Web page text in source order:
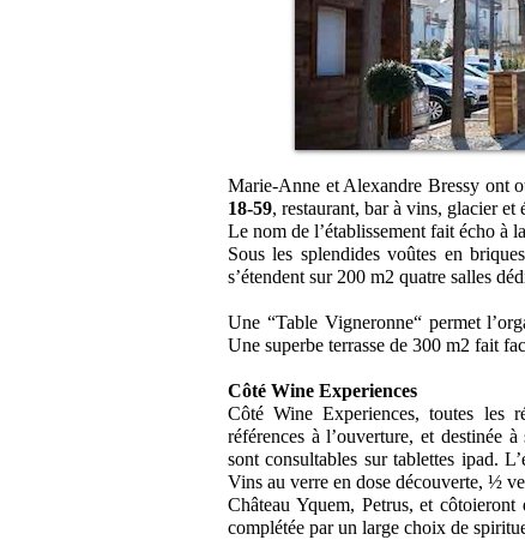
Marie-Anne et Alexandre Bressy ont
18-59, restaurant, bar à vins, glacier
Le nom de l’établissement fait écho à
Sous les splendides voûtes en
s’étendent sur 200 m2 quatre salles
Une “Table Vigneronne“ permet
Une superbe terrasse de 300 m2 fait
Côté Wine Experiences
Côté Wine Experiences, toutes les
références à l’ouverture, et destinée
sont consultables sur tablettes ipad.
Vins au verre en dose découverte, ½
Château Yquem, Petrus, et
complétée par un large choix de